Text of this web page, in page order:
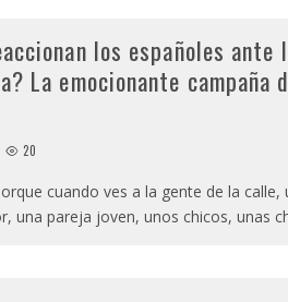
los españoles ante
La emocionante campaña
20
cuando ves a la gente de la calle,
una pareja joven, unos chicos, unas